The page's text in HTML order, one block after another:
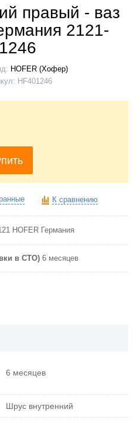
правый - ваз
2121-
HOFER (Хофер)
HF401246
К сравнению
HOFER Германия
в СТО) 6 месяцев
6 месяцев
Шрус внутренний